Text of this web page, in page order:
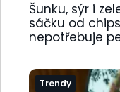
Šunku, sýr i
sáčku od
nepotřebuje
Trendy